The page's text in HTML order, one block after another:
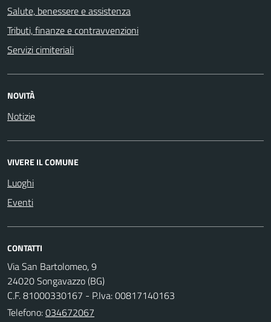
Salute, benessere e assistenza
Tributi, finanze e contravvenzioni
Servizi cimiteriali
NOVITÀ
Notizie
VIVERE IL COMUNE
Luoghi
Eventi
CONTATTI
Via San Bartolomeo, 9
24020 Songavazzo (BG)
C.F. 81000330167 - P.Iva: 00817140163
Telefono:034672067